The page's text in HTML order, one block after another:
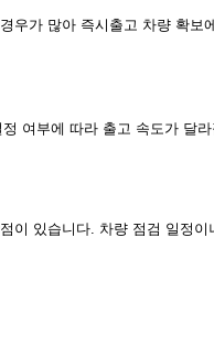
우가 많아 즉시출고 차량 확
여부에 따라 출고 속도가 달
이 있습니다. 차량 점검 일정